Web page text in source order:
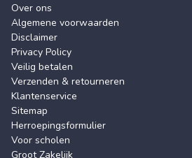
Over ons
Algemene voorwaarden
Disclaimer
Privacy Policy
Veilig betalen
Verzenden & retourneren
Klantenservice
Sitemap
Herroepingsformulier
Voor scholen
Groot Zakelijk